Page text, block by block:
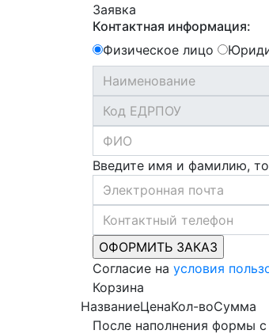
Заявка
Контактная информация:
Физическое лицо
Введите имя и фамилию,
Согласие на условия
Корзина
НазваниеЦенаКол-воСумма
После наполнения формы